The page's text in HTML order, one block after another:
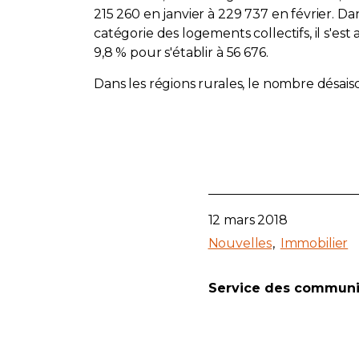
215 260 en janvier à 229 737 en février.
catégorie des logements collectifs, il s'est
9,8 % pour s'établir à 56 676.
Dans les régions rurales, le nombre
12 mars 2018
Nouvelles
Immobilier
Service des